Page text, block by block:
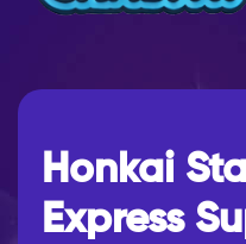
Honkai
Express